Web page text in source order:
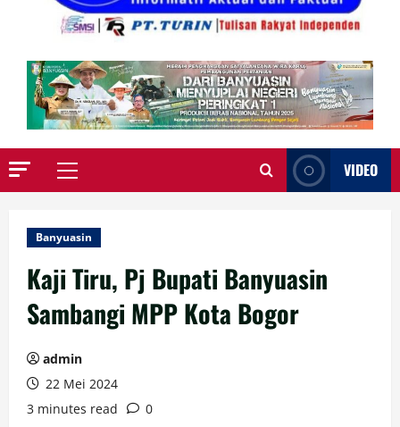
Primary
VIDEO
Banyuasin
Kaji Tiru, Pj Bupati Banyuasin
Sambangi MPP Kota Bogor
admin
22 Mei 2024
3 minutes read
0